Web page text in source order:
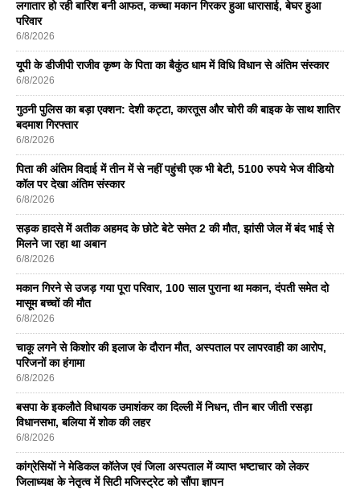
लगातार हो रही बारिश बनी आफत, कच्चा मकान गिरकर हुआ धारासाई, बेघर हुआ
परिवार
6/8/2026
यूपी के डीजीपी राजीव कृष्ण के पिता का बैकुंठ धाम में विधि विधान से अंतिम संस्कार
6/8/2026
गुठनी पुलिस का बड़ा एक्शन: देशी कट्टा, कारतूस और चोरी की बाइक के साथ शातिर
बदमाश गिरफ्तार
6/8/2026
पिता की अंतिम विदाई में तीन में से नहीं पहुंची एक भी बेटी, 5100 रुपये भेज वीडियो
कॉल पर देखा अंतिम संस्कार
6/8/2026
सड़क हादसे में अतीक अहमद के छोटे बेटे समेत 2 की मौत, झांसी जेल में बंद भाई से
मिलने जा रहा था अबान
6/8/2026
मकान गिरने से उजड़ गया पूरा परिवार, 100 साल पुराना था मकान, दंपती समेत दो
मासूम बच्चों की मौत
6/8/2026
चाकू लगने से किशोर की इलाज के दौरान मौत, अस्पताल पर लापरवाही का आरोप,
परिजनों का हंगामा
6/8/2026
बसपा के इकलाैते विधायक उमाशंकर का दिल्ली में निधन, तीन बार जीती रसड़ा
विधानसभा, बलिया में शोक की लहर
6/8/2026
कांग्रेसियों ने मेडिकल कॉलेज एवं जिला अस्पताल में व्याप्त भष्टाचार को लेकर
जिलाध्यक्ष के नेतृत्व में सिटी मजिस्ट्रेट को सौंपा ज्ञापन